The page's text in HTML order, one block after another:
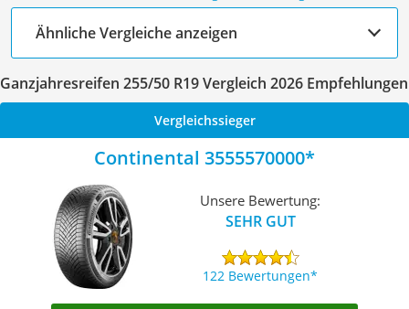
Ähnliche Vergleiche anzeigen
Ganzjahresreifen 255/50 R19 Vergleich 2026 Empfehlungen
Vergleichssieger
Continental 3555570000
Unsere Bewertung:
SEHR GUT
122 Bewertungen